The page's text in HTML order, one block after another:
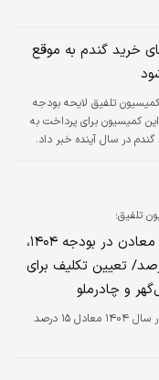
خرید گندم به موقع
تلفیق لایحه بودجه
این کمیسیون برای پرداخت به
در سال آینده خبر داد.
تلفیق؛
حقوق دولتی معادن در بودجه ۱۴۰۴،
۱۵ درصد/ تعیین تکلیف برای
و چادرملو
با تصویب کمیسیون تلفیق، حقوق دولتی معادن در سال ۱۴۰۴ معادل ۱۵ درصد